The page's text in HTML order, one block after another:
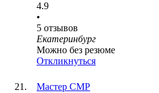
4.9
•
5 отзывов
Екатеринбург
Можно без резюме
Откликнуться
Мастер СМР